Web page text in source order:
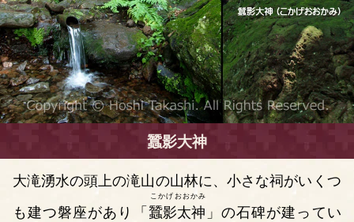
蠶影大神
大滝湧水の頭上の滝山の山林に、小さな祠がいくつ
も建つ磐座があり「蠶影太神
こかげおおかみ
」の石碑が建ってい